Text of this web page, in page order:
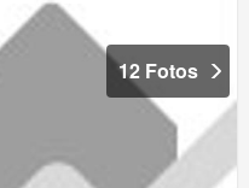
12 Fotos